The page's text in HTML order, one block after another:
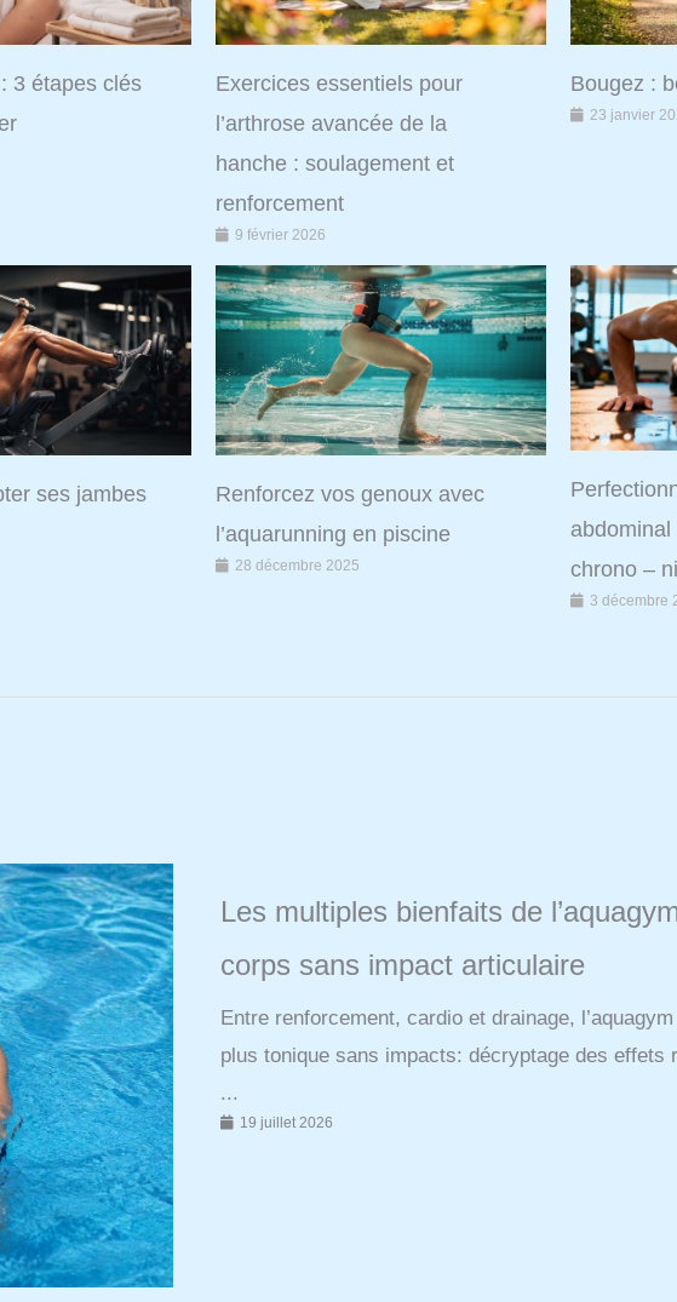
3 étapes clés
Exercices essentiels pour
l’arthrose avancée de la
hanche : soulagement et
renforcement
9 février 2026
Bougez :
23 janvier
ses jambes
Renforcez vos genoux avec
l’aquarunning en piscine
28 décembre 2025
chrono –
3 décembre
Les multiples bienfaits de
corps sans impact articulaire
Entre renforcement, cardio et drainage,
plus tonique sans impacts: décryptage des effets
...
19 juillet 2026